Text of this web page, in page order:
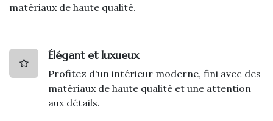
matériaux de haute qualité.
Élégant et luxueux
Profitez d'un intérieur moderne, fini avec des
matériaux de haute qualité et une attention
aux détails.